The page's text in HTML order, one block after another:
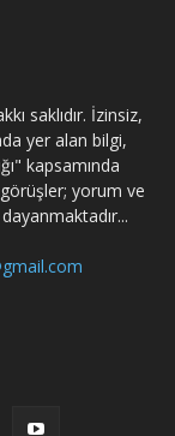
saklıdır. İzinsiz,
yer alan bilgi,
kapsamında
yorum ve